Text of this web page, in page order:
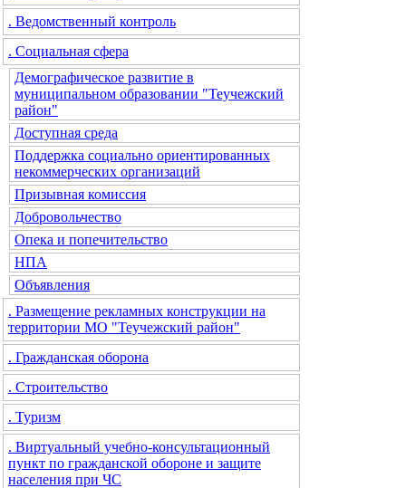
. Ведомственный контроль
. Социальная сфера
Демографическое развитие в
муниципальном образовании "Теучежский
район"
Доступная среда
Поддержка социально ориентированных
некоммерческих организаций
Призывная комиссия
Добровольчество
Опека и попечительство
НПА
Объявления
. Размещение рекламных конструкции на
территории МО "Теучежский район"
. Гражданская оборона
. Строительство
. Туризм
. Виртуальный учебно-консультационный
пункт по гражданской обороне и защите
населения при ЧС